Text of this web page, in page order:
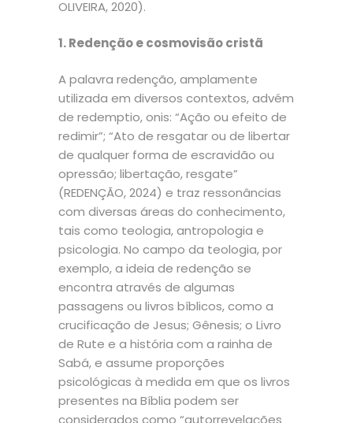
OLIVEIRA, 2020).
1. Redenção e cosmovisão cristã
A palavra redenção, amplamente
utilizada em diversos contextos, advém
de redemptio, onis: “Ação ou efeito de
redimir”; “Ato de resgatar ou de libertar
de qualquer forma de escravidão ou
opressão; libertação, resgate”
(REDENÇÃO, 2024) e traz ressonâncias
com diversas áreas do conhecimento,
tais como teologia, antropologia e
psicologia. No campo da teologia, por
exemplo, a ideia de redenção se
encontra através de algumas
passagens ou livros bíblicos, como a
crucificação de Jesus; Gênesis; o Livro
de Rute e a história com a rainha de
Sabá, e assume proporções
psicológicas à medida em que os livros
presentes na Bíblia podem ser